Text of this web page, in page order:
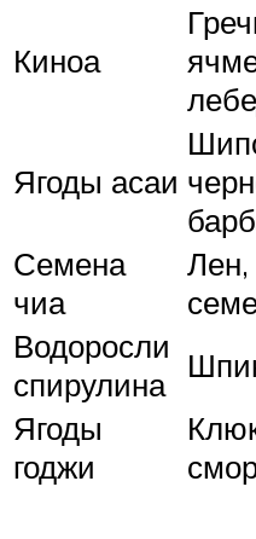
Киноа
Ягоды асаи
Семена
чиа
Лен,
Водоросли
спирулина
Ягоды
годжи